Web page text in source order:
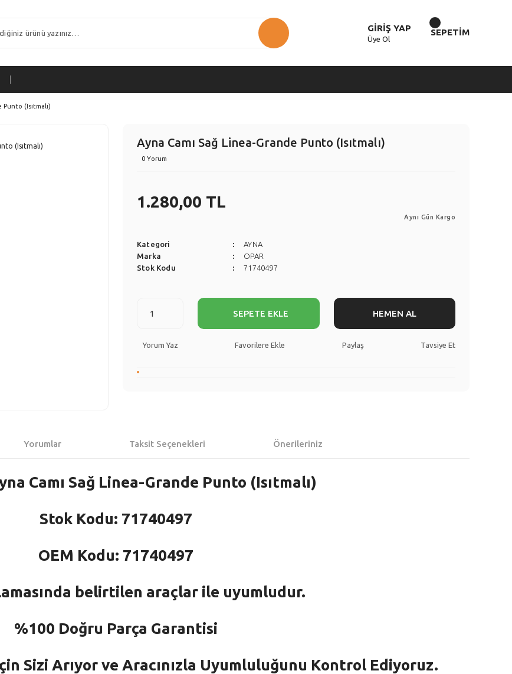
GİRİŞ YAP
Üye Ol
SEPETİM
Punto (Isıtmalı)
Ayna Camı Sağ Linea-Grande Punto (Isıtmalı)
0 Yorum
1.280,00 TL
Aynı Gün Kargo
Kategori
AYNA
Marka
OPAR
Stok Kodu
71740497
SEPETE EKLE HEMEN AL
Yorum Yaz Paylaş Tavsiye Et
Yorumlar Taksit Seçenekleri Önerileriniz
Camı Sağ Linea-Grande Punto (Isıtmalı)
Stok Kodu: 71740497
OEM Kodu: 71740497
belirtilen araçlar ile uyumludur.
%100 Doğru Parça Garantisi
Sizi Arıyor ve Aracınızla Uyumluluğunu Kontrol Ediyoruz.